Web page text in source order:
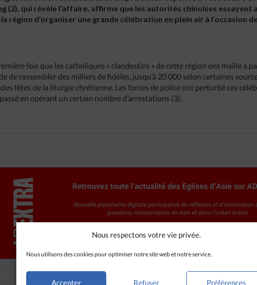
Nous respectons votre vie privée.
Nous utilisons des cookies pour optimiser notre site web et notre service.
Accepter Refuser Préférences
(2), qui révèle l’affaire, affirme que les autorités chinoises essayent
région d’organiser une grande célébration en plein air à l’occasion
fois que les catholiques « clandestins » de cette région ont maille à
de rassembler des milliers de fidèles, jusqu’à 20 000 selon certaines
fêtes de la liturgie chrétienne. Les forces de police ont perturbé ces
en opérant un certain nombre d’arrestations (3).